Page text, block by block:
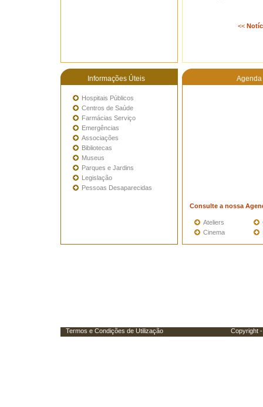
<<
Informações Úteis Agenda
Hospitais Públicos
Centros de Saúde
Farmácias Serviço
Emergências
Associações
Bibliotecas
Museus
Parques e Jardins
Legislação
Pessoas Desaparecidas
Consulte a nossa
Ateliers
Cinema
Termos e Condições de Utilização Copyright -